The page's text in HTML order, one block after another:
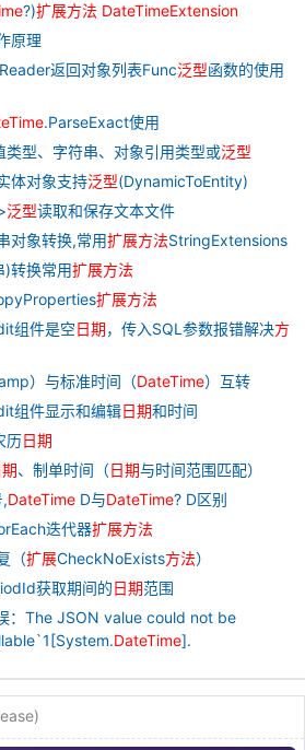
?)扩展方法 DateTimeExtension
原理
返回对象列表Func泛型函数的使用
.ParseExact使用
型、字符串、对象引用类型或泛型
体对象支持泛型(DynamicToEntity)
泛型读取和保存文本文件
对象转换,常用扩展方法StringExtensions
)转换常用扩展方法
扩展方法
组件是空日期，传入SQL参数报错解决方
）与标准时间（DateTime）互转
组件显示和编辑日期和时间
历日期
、制单时间（日期与时间范围匹配）
DateTime D与DateTime? D区别
迭代器扩展方法
（扩展CheckNoExists方法）
获取期间的日期范围
：The JSON value could not be
DateTime].